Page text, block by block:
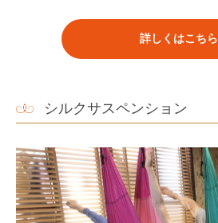
詳しくはこちら
シルクサスペンション